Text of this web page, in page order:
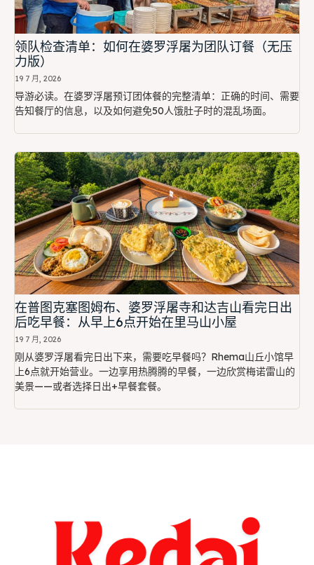
领队检查清单：如何在婆罗浮屠为团队订餐（无压
力版）
19 7 月, 2026
导游必读。在婆罗浮屠预订团体餐的完整清单：正确的时间、需要
告知餐厅的信息，以及如何避免50人饿肚子时的混乱场面。
在普图克塞图姆布、婆罗浮屠寺和达吉山看完日出
后吃早餐：从早上6点开始在里马山小屋
19 7 月, 2026
刚从婆罗浮屠看完日出下来，需要吃早餐吗？Rhema山丘小馆早
上6点就开始营业。一边享用热腾腾的早餐，一边欣赏梅诺雷山的
美景——或者选择日出+早餐套餐。